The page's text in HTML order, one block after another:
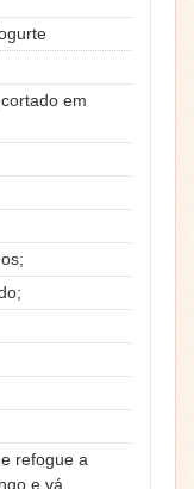
em
refogue a
e vá